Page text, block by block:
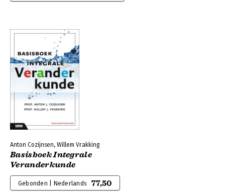
Anton Cozijnsen, Willem Vrakking
Basisboek Integrale
Veranderkunde
Gebonden | Nederlands 77,50